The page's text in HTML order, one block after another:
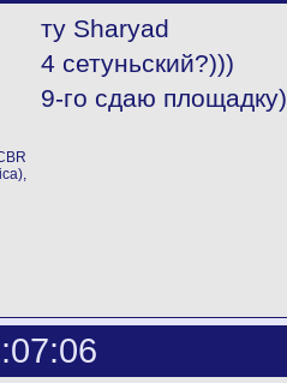
ту Sharyad
4 сетуньский?)))
9-го сдаю площадку)